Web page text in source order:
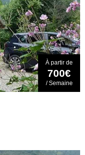
À partir de
700€
/ Semaine